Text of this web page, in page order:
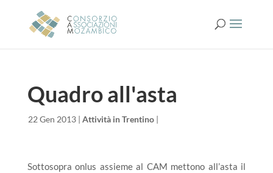
Quadro all'asta
22 Gen 2013| Attività in Trentino|
Sottosopra onlus assieme al CAM mettono all’asta il